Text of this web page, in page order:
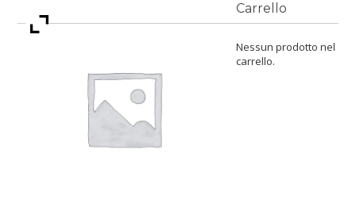
Carrello
Nessun prodotto nel
carrello.